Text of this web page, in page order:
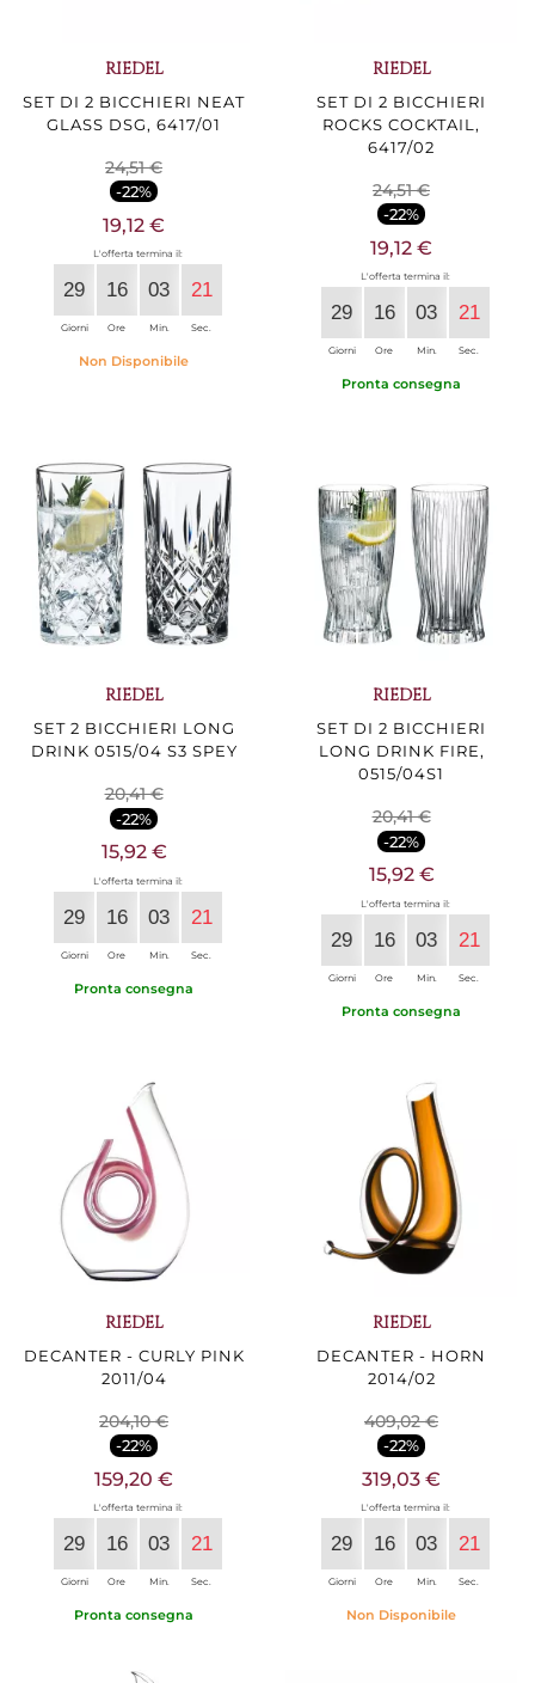
RIEDEL
SET DI 2 BICCHIERI NEAT
GLASS DSG, 6417/01
24,51 €
-22%
19,12 €
L'offerta termina il:
29
Giorni
16
Ore
03
Min.
20
Sec.
Non Disponibile
RIEDEL
SET DI 2 BICCHIERI
ROCKS COCKTAIL,
6417/02
24,51 €
-22%
19,12 €
L'offerta termina il:
29
Giorni
16
Ore
03
Min.
20
Sec.
Pronta consegna
RIEDEL
SET 2 BICCHIERI LONG
DRINK 0515/04 S3 SPEY
20,41 €
-22%
15,92 €
L'offerta termina il:
29
Giorni
16
Ore
03
Min.
20
Sec.
Pronta consegna
RIEDEL
SET DI 2 BICCHIERI
LONG DRINK FIRE,
0515/04S1
20,41 €
-22%
15,92 €
L'offerta termina il:
29
Giorni
16
Ore
03
Min.
20
Sec.
Pronta consegna
RIEDEL
DECANTER - CURLY PINK
2011/04
204,10 €
-22%
159,20 €
L'offerta termina il:
29
Giorni
16
Ore
03
Min.
20
Sec.
Pronta consegna
RIEDEL
DECANTER - HORN
2014/02
409,02 €
-22%
319,03 €
L'offerta termina il:
29
Giorni
16
Ore
03
Min.
20
Sec.
Non Disponibile